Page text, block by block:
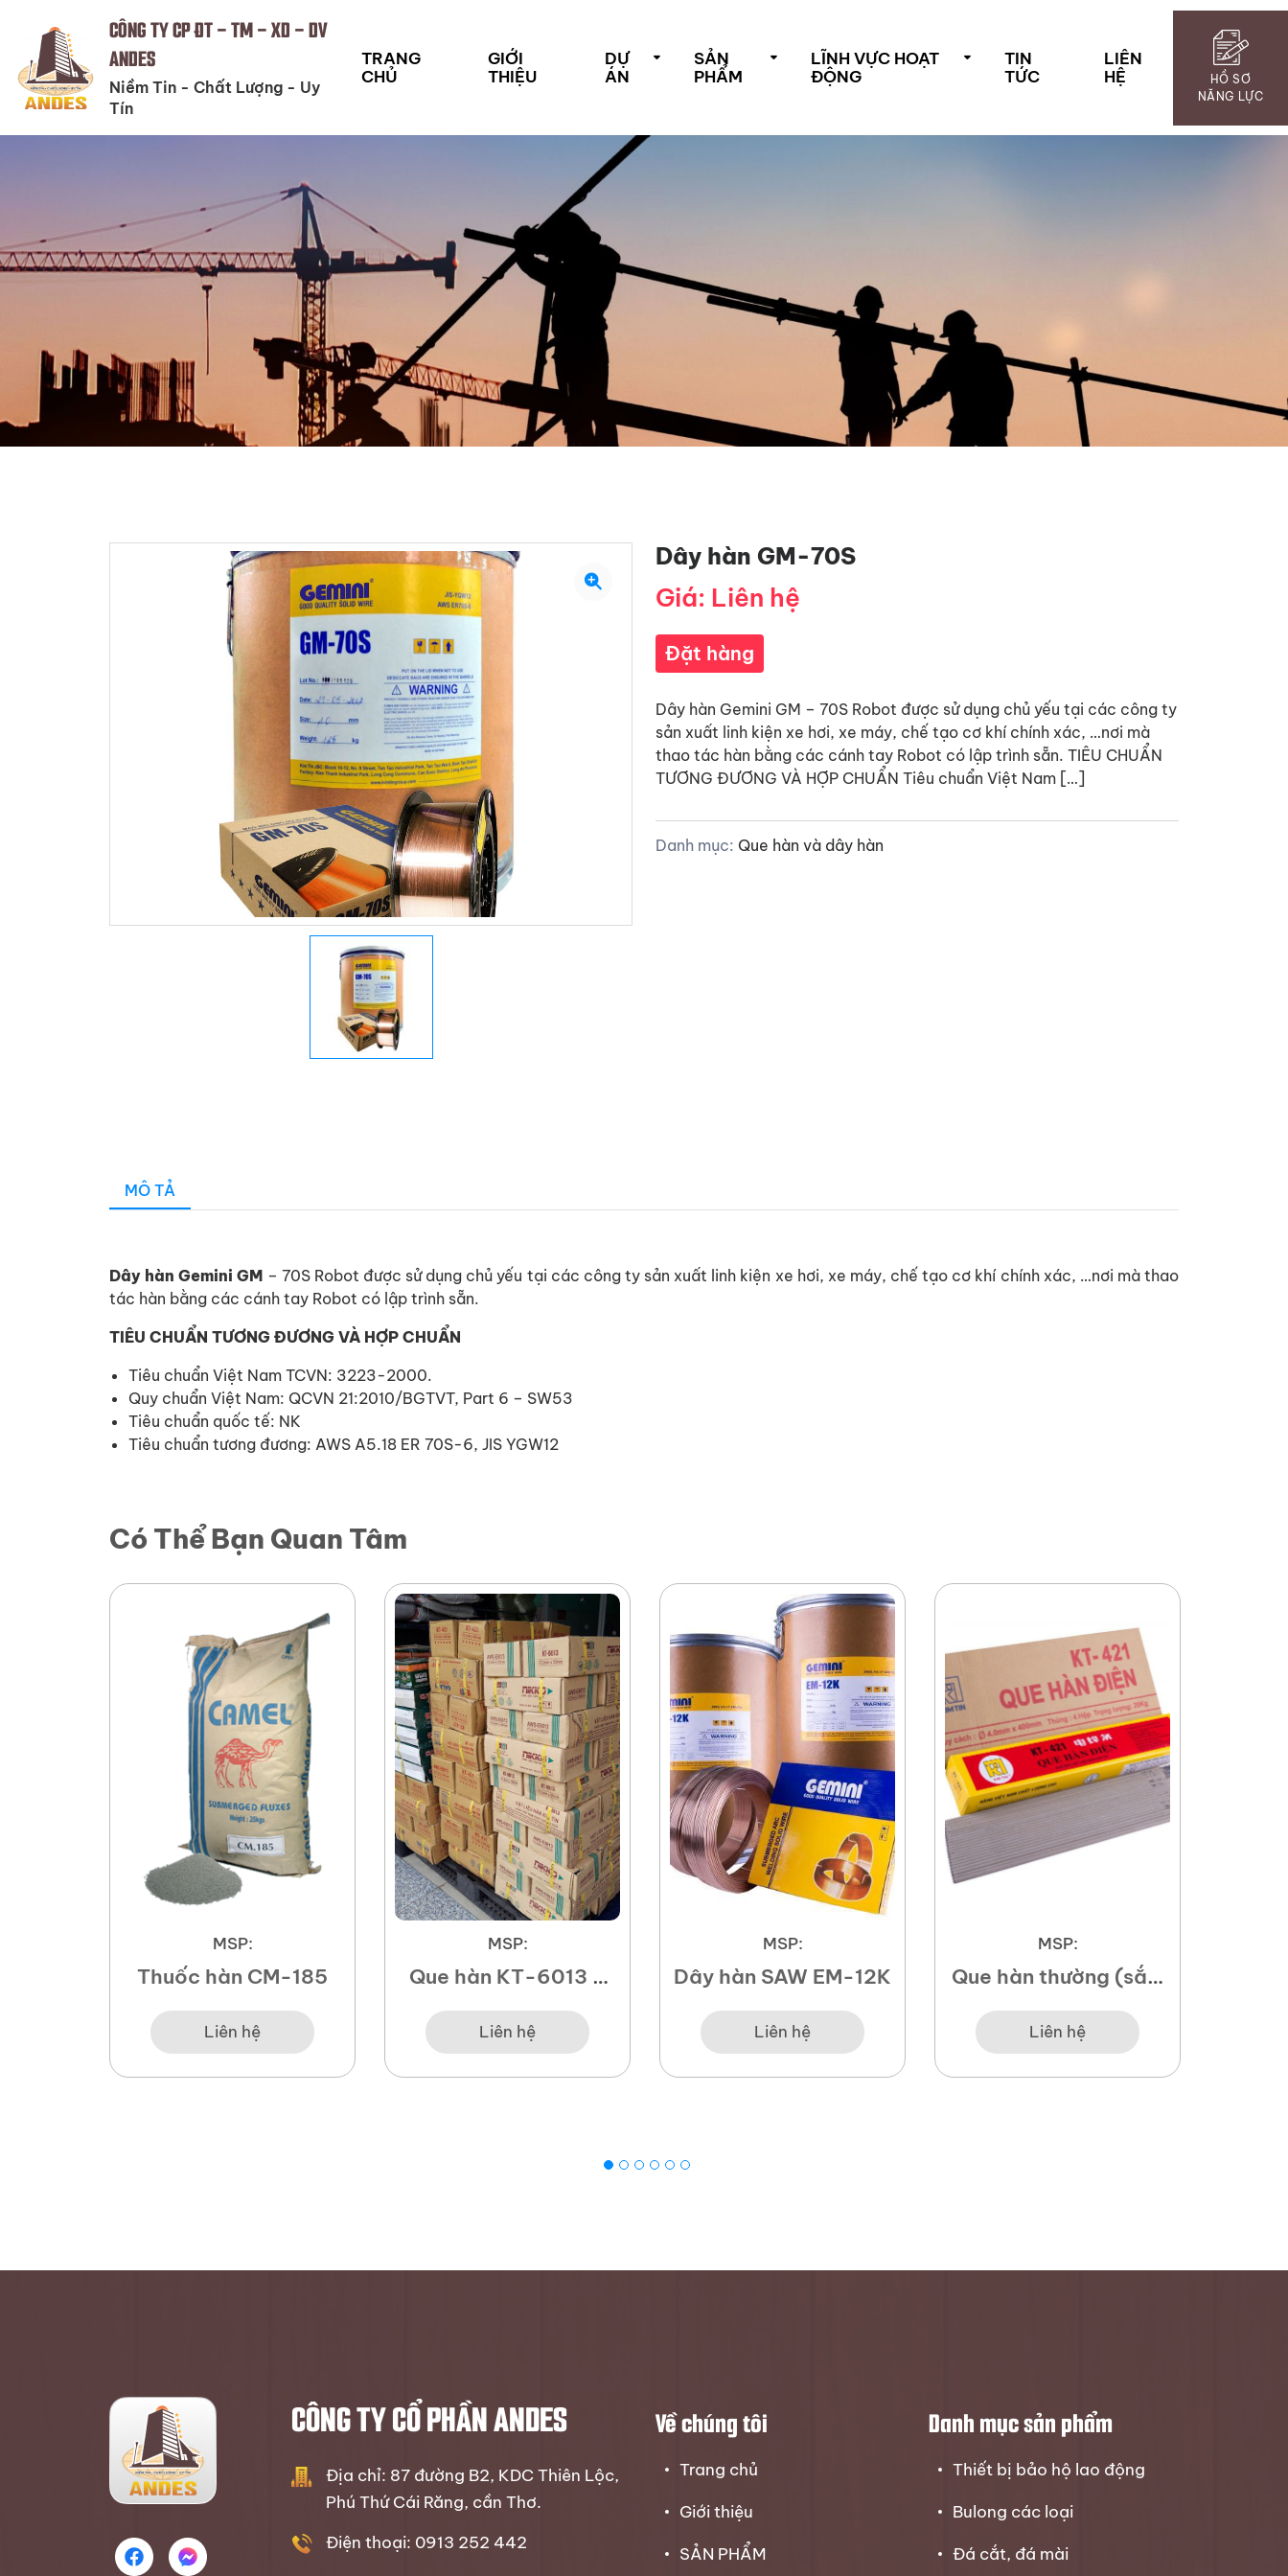
CÔNG TY CP ĐT - TM - XD - DV
ANDES
Niềm Tin - Chất Lượng - Uy
Tín
TRANG
CHỦ
GIỚI
THIỆU
DỰ
ÁN
SẢN
PHẨM
LĨNH VỰC HOẠT
ĐỘNG
TIN
TỨC
LIÊN
HỆ
HỒ SƠ
NĂNG LỰC
Dây hàn GM-70S
Giá: Liên hệ
Đặt hàng
Dây hàn Gemini GM – 70S Robot được sử dụng chủ yếu tại các công ty
sản xuất linh kiện xe hơi, xe máy, chế tạo cơ khí chính xác, …nơi mà
thao tác hàn bằng các cánh tay Robot có lập trình sẵn. TIÊU CHUẨN
TƯƠNG ĐƯƠNG VÀ HỢP CHUẨN Tiêu chuẩn Việt Nam […]
Danh mục: Que hàn và dây hàn
MÔ TẢ
Dây hàn Gemini GM – 70S Robot được sử dụng chủ yếu tại các công ty sản xuất linh kiện xe hơi, xe máy, chế tạo cơ khí chính xác, …nơi mà thao
tác hàn bằng các cánh tay Robot có lập trình sẵn.
TIÊU CHUẨN TƯƠNG ĐƯƠNG VÀ HỢP CHUẨN
Tiêu chuẩn Việt Nam TCVN: 3223-2000.
Quy chuẩn Việt Nam: QCVN 21:2010/BGTVT, Part 6 – SW53
Tiêu chuẩn quốc tế: NK
Tiêu chuẩn tương đương: AWS A5.18 ER 70S-6, JIS YGW12
Có Thể Bạn Quan Tâm
MSP:
Thuốc hàn CM-185
Liên hệ
MSP:
Que hàn KT-6013 –
3.2, 4.0
Liên hệ
MSP:
Dây hàn SAW EM-12K
Liên hệ
MSP:
Que hàn thường (sắt)
Kim Tín KT-421
(2.5mm)
Liên hệ
CÔNG TY CỔ PHẦN ANDES
Địa chỉ: 87 đường B2, KDC Thiên Lộc,
Phú Thứ Cái Răng, cần Thơ.
Điện thoại: 0913 252 442
Về chúng tôi
Trang chủ
Giới thiệu
SẢN PHẨM
Danh mục sản phẩm
Thiết bị bảo hộ lao động
Bulong các loại
Đá cắt, đá mài